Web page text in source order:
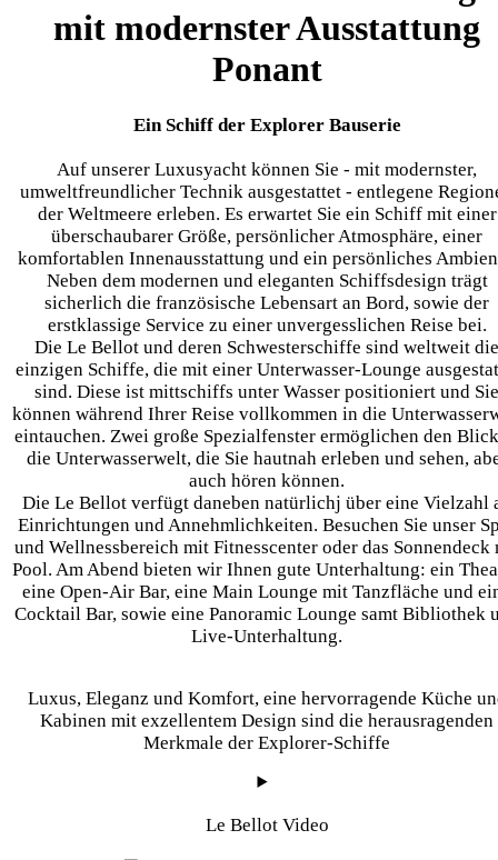
mit modernster Ausstattung
Ponant
Ein Schiff der Explorer Bauserie
Auf unserer Luxusyacht können Sie - mit modernster,
umweltfreundlicher Technik ausgestattet - entlegene
der Weltmeere erleben. Es erwartet Sie ein Schiff mit einer
überschaubarer Größe, persönlicher Atmosphäre, einer
komfortablen Innenausstattung und ein persönliches
Neben dem modernen und eleganten Schiffsdesign trägt
sicherlich die französische Lebensart an Bord, sowie der
erstklassige Service zu einer unvergesslichen Reise bei.
Die Le Bellot und deren Schwesterschiffe sind weltweit die
einzigen Schiffe, die mit einer Unterwasser-Lounge
sind. Diese ist mittschiffs unter Wasser positioniert und Sie
können während Ihrer Reise vollkommen in die
eintauchen. Zwei große Spezialfenster ermöglichen den
die Unterwasserwelt, die Sie hautnah erleben und sehen,
auch hören können.
Die Le Bellot verfügt daneben natürlichj über eine Vielzahl
Einrichtungen und Annehmlichkeiten. Besuchen Sie unser
und Wellnessbereich mit Fitnesscenter oder das Sonnendeck
Pool. Am Abend bieten wir Ihnen gute Unterhaltung: ein
eine Open-Air Bar, eine Main Lounge mit Tanzfläche und
Cocktail Bar, sowie eine Panoramic Lounge samt Bibliothek
Live-Unterhaltung.
Luxus, Eleganz und Komfort, eine hervorragende Küche
Kabinen mit exzellentem Design sind die herausragenden
Merkmale der Explorer-Schiffe
Le Bellot Video